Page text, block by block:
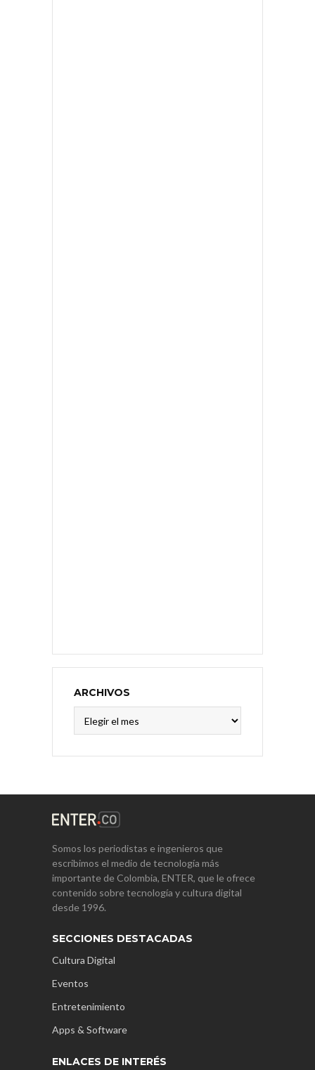
ARCHIVOS
Somos los periodistas e ingenieros que
escribimos el medio de tecnología más
importante de Colombia, ENTER, que le ofrece
contenido sobre tecnología y cultura digital
desde 1996.
SECCIONES DESTACADAS
Cultura Digital
Eventos
Entretenimiento
Apps & Software
ENLACES DE INTERÉS